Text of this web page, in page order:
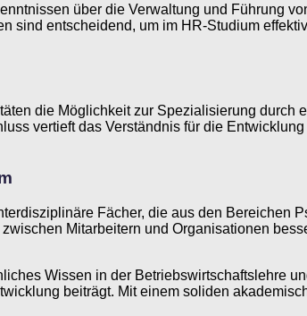
über die Verwaltung und Führung
sind entscheidend, um im HR-Studium
die Möglichkeit zur Spezialisierung durch
vertieft das Verständnis für die
Fächer, die aus den Bereichen
Mitarbeitern und Organisationen
Wissen in der Betriebswirtschaftslehre
beiträgt. Mit einem soliden